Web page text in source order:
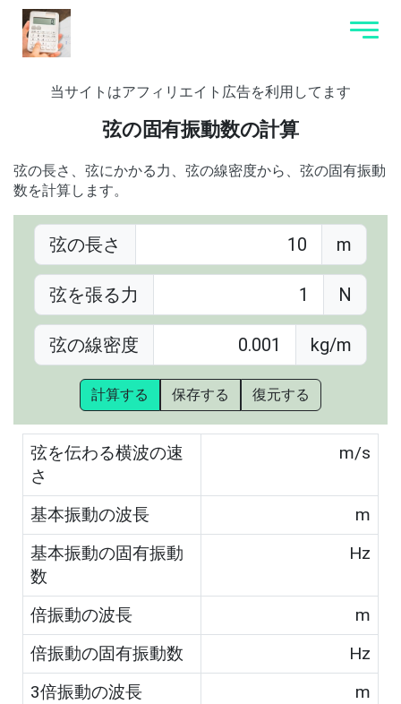
当サイトはアフィリエイト広告を利用してます
弦の固有振動数の計算
弦の長さ、弦にかかる力、弦の線密度から、弦の固有振動
数を計算します。
弦の長さ m
弦を張る力 N
弦の線密度 kg/m
計算する 保存する 復元する
弦を伝わる横波の速
さ
m/s
基本振動の波長
m
基本振動の固有振動
数
Hz
倍振動の波長
m
倍振動の固有振動数
Hz
3倍振動の波長
m